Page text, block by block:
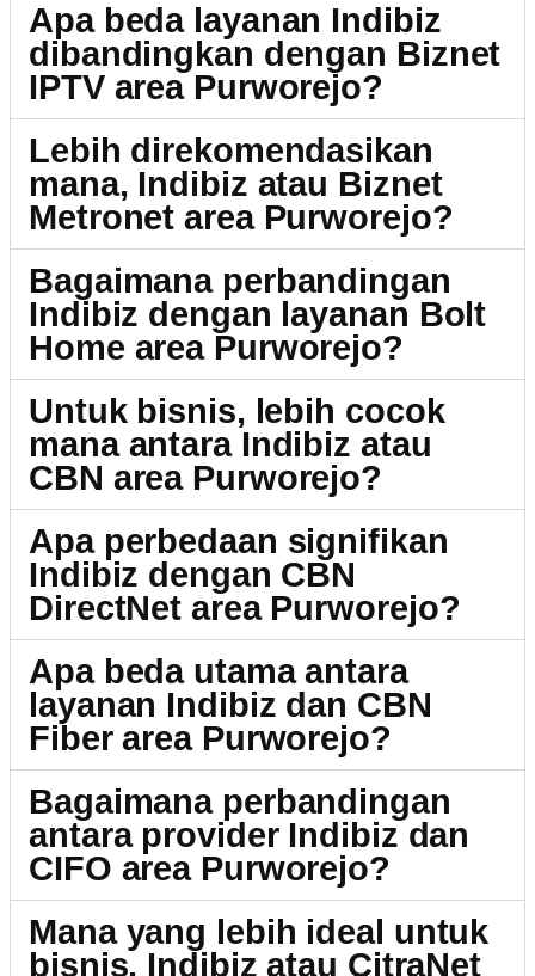
Apa beda layanan Indibiz
dibandingkan dengan Biznet
IPTV area Purworejo?
Lebih direkomendasikan
mana, Indibiz atau Biznet
Metronet area Purworejo?
Bagaimana perbandingan
Indibiz dengan layanan Bolt
Home area Purworejo?
Untuk bisnis, lebih cocok
mana antara Indibiz atau
CBN area Purworejo?
Apa perbedaan signifikan
Indibiz dengan CBN
DirectNet area Purworejo?
Apa beda utama antara
layanan Indibiz dan CBN
Fiber area Purworejo?
Bagaimana perbandingan
antara provider Indibiz dan
CIFO area Purworejo?
Mana yang lebih ideal untuk
bisnis, Indibiz atau CitraNet